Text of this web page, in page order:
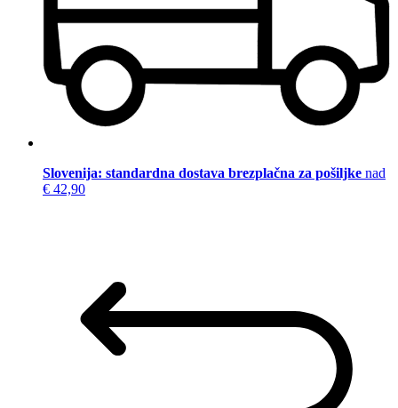
Slovenija: standardna dostava brezplačna za pošiljke nad
€ 42,90